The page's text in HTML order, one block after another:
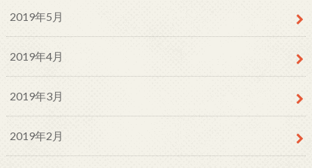
2019年5月
2019年4月
2019年3月
2019年2月